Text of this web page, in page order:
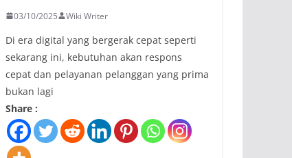
03/10/2025 Wiki Writer
Di era digital yang bergerak cepat seperti
sekarang ini, kebutuhan akan respons
cepat dan pelayanan pelanggan yang prima
bukan lagi
Share :